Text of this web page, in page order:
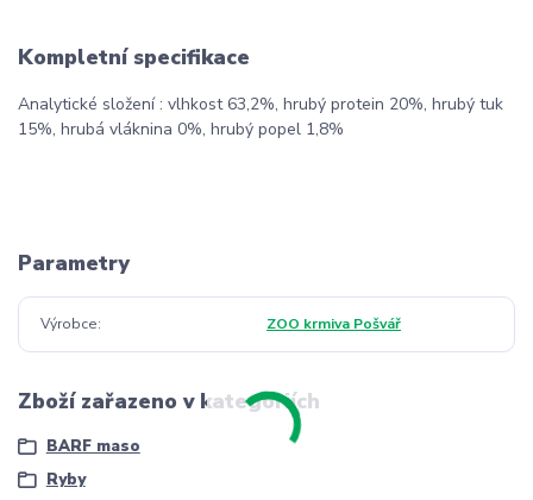
Kompletní specifikace
Analytické složení : vlhkost 63,2%, hrubý protein 20%, hrubý tuk
15%, hrubá vláknina 0%, hrubý popel 1,8%
Parametry
Výrobce ZOO krmiva Pošvář
Zboží zařazeno v kategoriích
BARF maso
Ryby